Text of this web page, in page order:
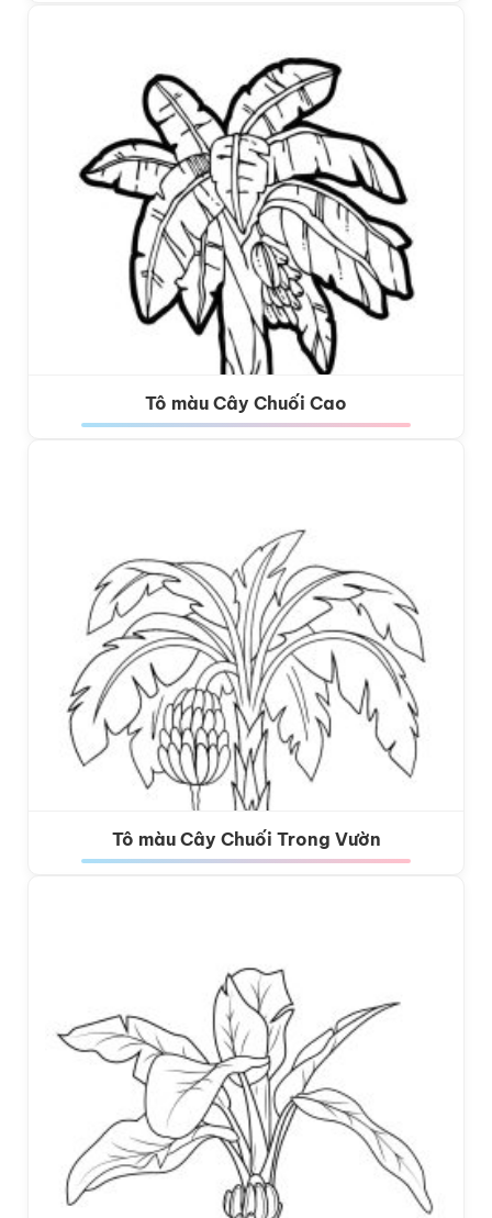
Tô màu Cây Chuối Cao
Tô màu Cây Chuối Trong Vườn